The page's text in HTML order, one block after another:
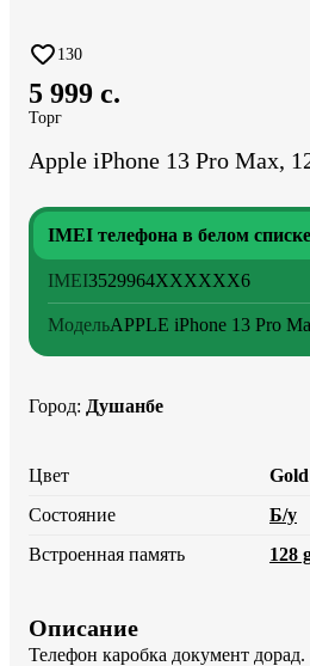
130
5 999 c.
Торг
Apple iPhone 13 Pro Max,
IMEI телефона в белом списке
IMEI3529964XXXXXX6
МодельAPPLE iPhone 13 Pro
Город: Душанбе
Цвет
Gold
Состояние
Б/у
Встроенная память
128
Описание
Телефон каробка документ дорад.